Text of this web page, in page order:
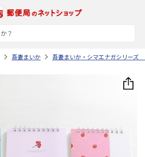
吾妻まいか 吾妻まいか・シマエナガシリーズ